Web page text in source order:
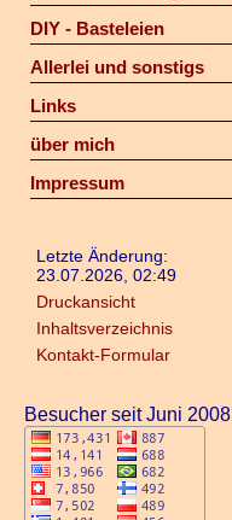
DIY - Basteleien
Allerlei und sonstigs
Links
über mich
Impressum
Letzte Änderung:
23.07.2026, 02:49
Druckansicht
Inhaltsverzeichnis
Kontakt-Formular
Besucher seit Juni 2008